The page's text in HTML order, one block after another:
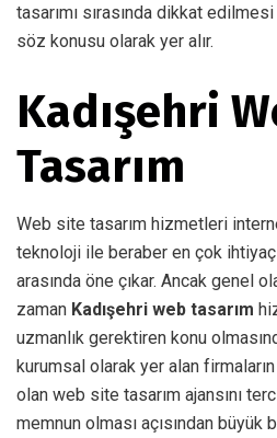
tasarımı sırasında dikkat
söz konusu olarak yer alır.
Kadışehri
Tasarım
Web site tasarım hizmetleri
teknoloji ile beraber en çok
arasında öne çıkar. Ancak genel
zaman Kadışehri web tasarım
uzmanlık gerektiren konu
kurumsal olarak yer alan
olan web site tasarım ajansını
memnun olması açısından büyük